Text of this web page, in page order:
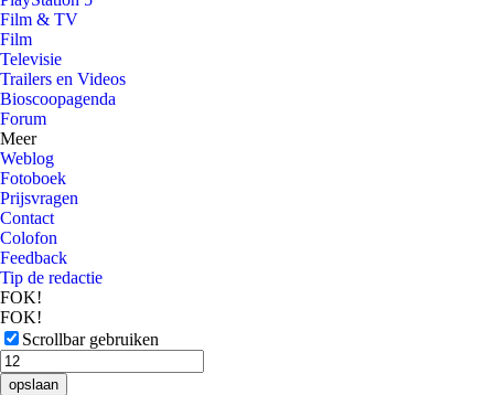
Film & TV
Film
Televisie
Trailers en Videos
Bioscoopagenda
Forum
Meer
Weblog
Fotoboek
Prijsvragen
Contact
Colofon
Feedback
Tip de redactie
FOK!
FOK!
Scrollbar gebruiken
opslaan